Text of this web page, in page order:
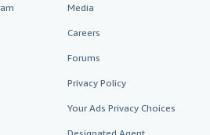
Media
Careers
Forums
Privacy Policy
Your Ads Privacy Choices